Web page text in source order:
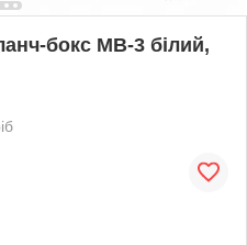
бокс МВ-3 білий,